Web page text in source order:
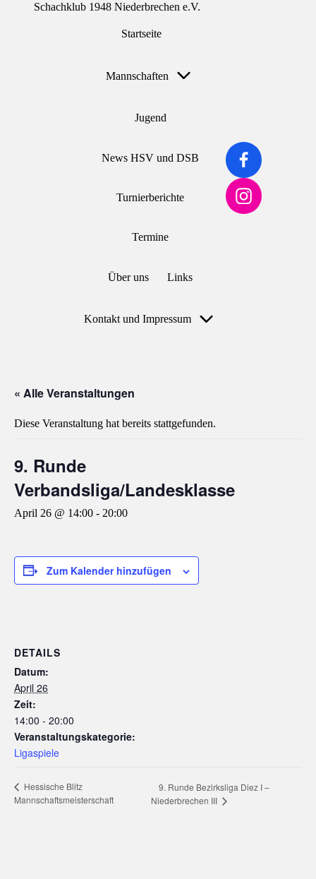
Schachklub 1948 Niederbrechen e.V.
Startseite
Mannschaften
Jugend
News HSV und DSB
Turnierberichte
Termine
Über uns Links
Kontakt und Impressum
Facebook
Instagram
« Alle Veranstaltungen
Diese Veranstaltung hat bereits stattgefunden.
9. Runde
Verbandsliga/Landesklasse
April 26 @ 14:00 - 20:00
Zum Kalender hinzufügen
DETAILS
Datum:
April 26
Zeit:
14:00 - 20:00
Veranstaltungskategorie:
Ligaspiele
Hessische Blitz
Mannschaftsmeisterschaft
9. Runde Bezirksliga Diez I –
Niederbrechen III